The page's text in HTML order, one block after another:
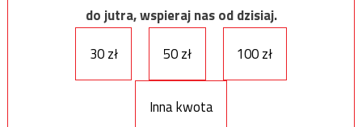
do jutra, wspieraj nas od dzisiaj.
30 zł
50 zł 100 zł
Inna kwota